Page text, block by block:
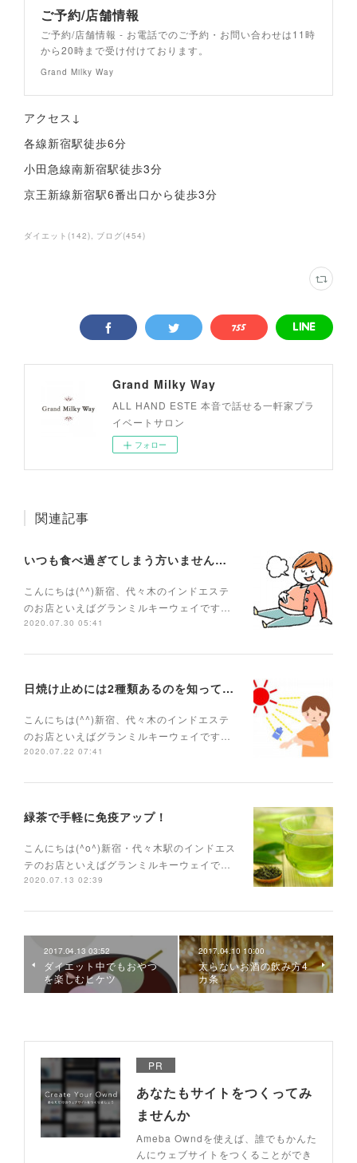
ご予約/店舗情報
ご予約/店舗情報 - お電話でのご予約・お問い合わせは11時
から20時まで受け付けております。
Grand Milky Way
アクセス↓
各線新宿駅徒歩6分
小田急線南新宿駅徒歩3分
京王新線新宿駅6番出口から徒歩3分
ダイエット (142) ブログ(454)
Grand Milky Way
ALL HAND ESTE 本音で話せる一軒家プラ
イベートサロン
フォロー
関連記事
いつも食べ過ぎてしまう方いませんか？
こんにちは(^^)新宿、代々木のインドエステ
のお店といえばグランミルキーウェイです…
2020.07.30 05:41
日焼け止めには2種類あるのを知っていますか？
こんにちは(^^)新宿、代々木のインドエステ
のお店といえばグランミルキーウェイです…
2020.07.22 07:41
緑茶で手軽に免疫アップ！
こんにちは(^o^)新宿・代々木駅のインドエス
テのお店といえばグランミルキーウェイで…
2020.07.13 02:39
2017.04.13 03:52
ダイエット中でもおやつ
を楽しむヒケツ
2017.04.10 10:00
太らないお酒の飲み方4
カ条
PR
あなたもサイトをつくってみ
ませんか
Ameba Owndを使えば、誰でもかんた
んにウェブサイトをつくることができ